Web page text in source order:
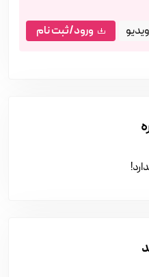
ویدیو ورود/ثبت نام